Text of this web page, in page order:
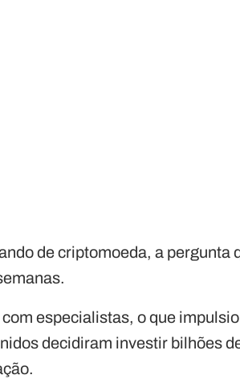
de criptomoeda, a pergunta
especialistas, o que
decidiram investir bilhões